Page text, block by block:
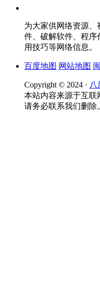
为大家供网络资源
件、破解软件、程序
用技巧等网络信息。
百度地图 网站地图
Copyright © 2024 · 八
本站内容来源于互联
请务必联系我们删除